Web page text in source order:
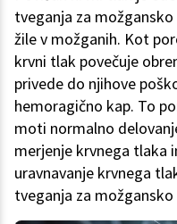
tveganja za
žile v možganih. Kot
krvni tlak povečuje
privede do njihove
hemoragično kap. To
moti normalno
merjenje krvnega tlaka
uravnavanje krvnega
tveganja za možgansko